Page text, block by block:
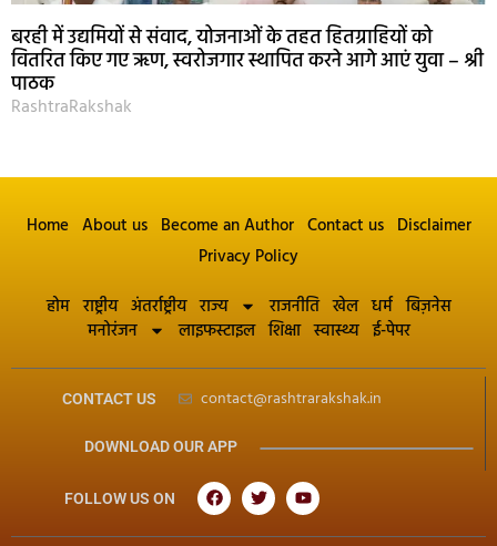
बरही में उद्यमियों से संवाद, योजनाओं के तहत हितग्राहियों को
वितरित किए गए ऋण, स्वरोजगार स्थापित करने आगे आएं युवा – श्री
पाठक
RashtraRakshak
Home About us Become an Author Contact us Disclaimer
Privacy Policy
होम राष्ट्रीय अंतर्राष्ट्रीय राज्य राजनीति खेल धर्म बिज़नेस
मनोरंजन
लाइफस्टाइल शिक्षा स्वास्थ्य ई-पेपर
CONTACT US contact@rashtrarakshak.in
DOWNLOAD OUR APP
FOLLOW US ON